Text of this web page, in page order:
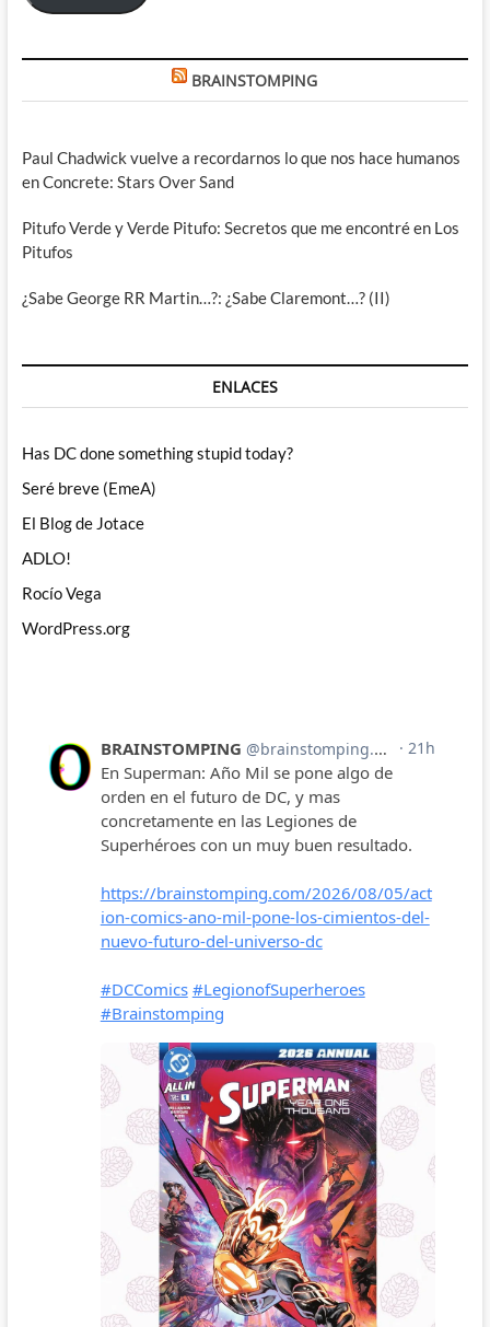
BRAINSTOMPING
Paul Chadwick vuelve a recordarnos lo que nos hace humanos
en Concrete: Stars Over Sand
Pitufo Verde y Verde Pitufo: Secretos que me encontré en Los
Pitufos
¿Sabe George RR Martin…?: ¿Sabe Claremont…? (II)
ENLACES
Has DC done something stupid today?
Seré breve (EmeA)
El Blog de Jotace
ADLO!
Rocío Vega
WordPress.org